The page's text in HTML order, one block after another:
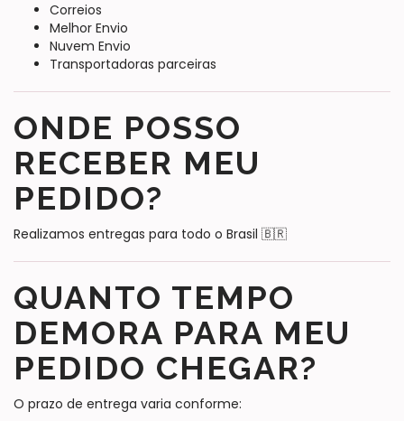
Correios
Melhor Envio
Nuvem Envio
Transportadoras parceiras
ONDE POSSO
RECEBER MEU
PEDIDO?
Realizamos entregas para todo o Brasil 🇧🇷
QUANTO TEMPO
DEMORA PARA MEU
PEDIDO CHEGAR?
O prazo de entrega varia conforme: